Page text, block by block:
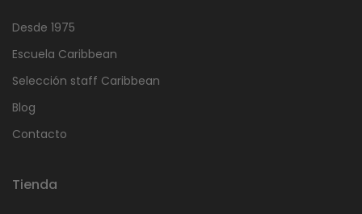
Desde 1975
Escuela Caribbean
Selección staff Caribbean
Blog
Contacto
Tienda